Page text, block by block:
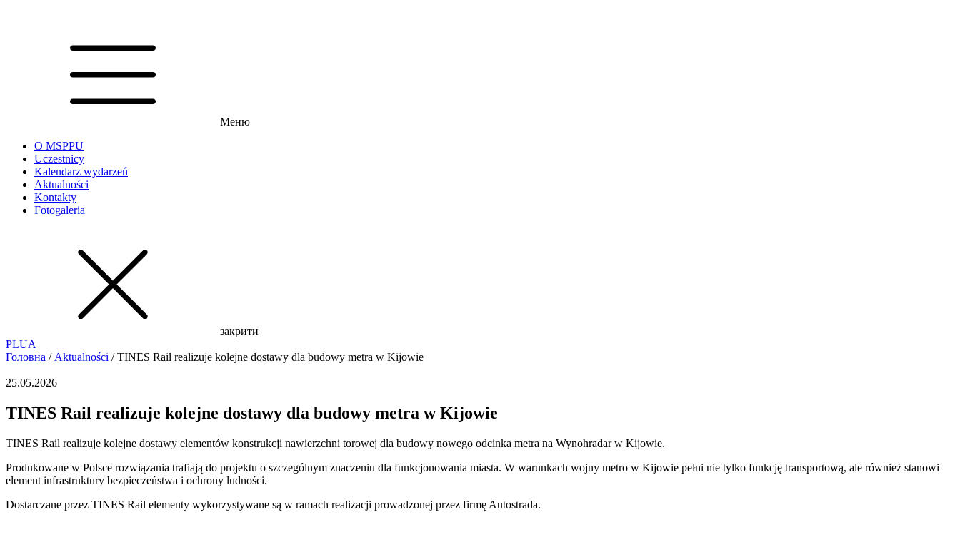
Меню
O MSPPU
Uczestnicy
Kalendarz wydarzeń
Aktualności
Kontakty
Fotogaleria
закрити
PLUA
Головна / Aktualności / TINES Rail realizuje kolejne dostawy dla budowy metra w Kijowie
25.05.2026
TINES Rail realizuje kolejne dostawy dla budowy metra w Kijowie
TINES Rail realizuje kolejne dostawy elementów konstrukcji nawierzchni torowej dla budowy nowego odcinka metra na Wynohradar w Kijowie.
Produkowane w Polsce rozwiązania trafiają do projektu o szczególnym znaczeniu dla funkcjonowania miasta. W warunkach wojny metro w Kijowie pełni nie tylko funkcję transportową, ale również stanowi
element infrastruktury bezpieczeństwa i ochrony ludności.
Dostarczane przez TINES Rail elementy wykorzystywane są w ramach realizacji prowadzonej przez firmę Autostrada.